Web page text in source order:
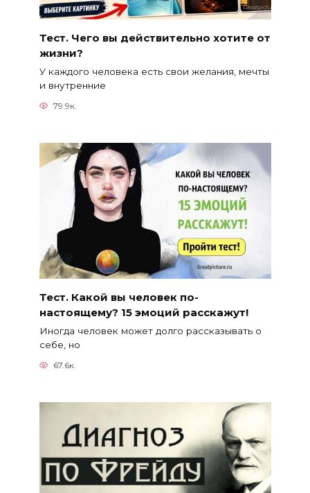
Тест. Чего вы действительно хотите от
жизни?
У каждого человека есть свои желания, мечты
и внутренние
79.9к.
Тест. Какой вы человек по-
настоящему? 15 эмоций расскажут!
Иногда человек может долго рассказывать о
себе, но
67.6к.